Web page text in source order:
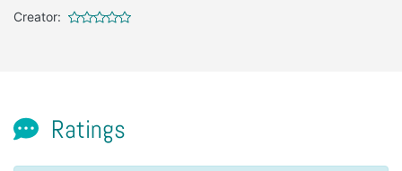
Creator:
Ratings